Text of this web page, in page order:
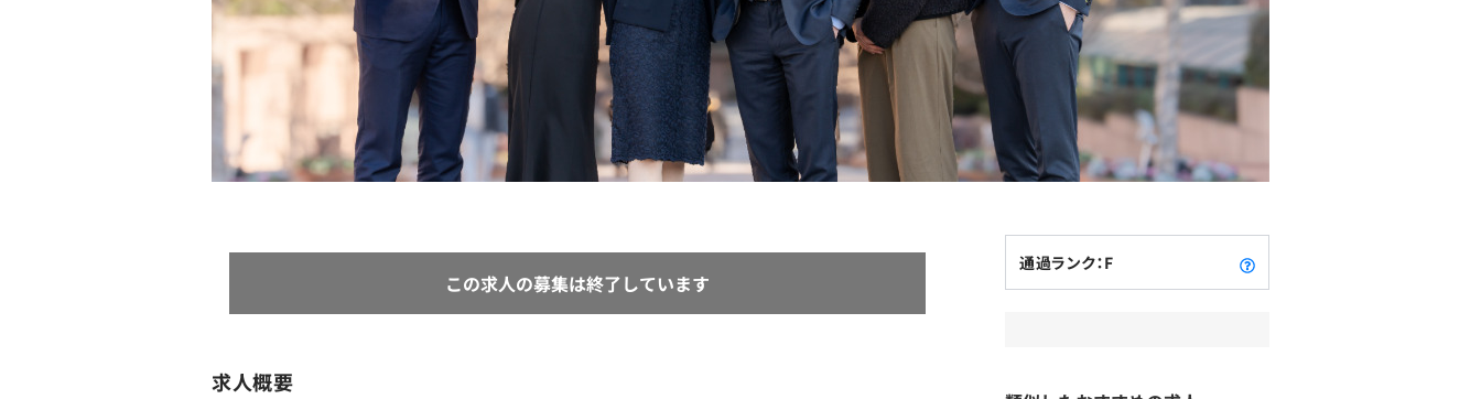
この求人の募集は終了しています
求人概要
通過ランク：F